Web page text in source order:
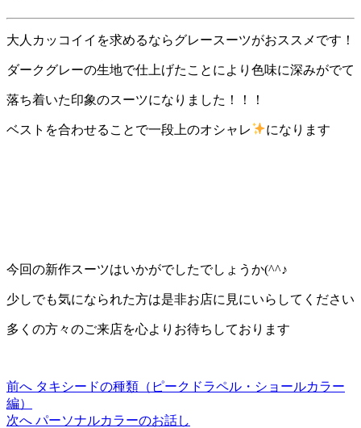
大人カッコイイを求めるならグレースーツがおススメです！
ダークグレーの生地で仕上げたことにより色味に深みがでて
落ち着いた印象のスーツになりました！！！
ベストを合わせることで一段上のオシャレ になります
今回の新作スーツはいかがでしたでしょうか(^^♪
少しでも気になられた方は是非お店に見にいらしてください
多くの方々のご来店を心よりお待ちしております
投
稿
前へ 過
の
タキシードの種類（ピークドラペル・ショールカラー
編）
次へ 次
パーソナルカラーのお話し